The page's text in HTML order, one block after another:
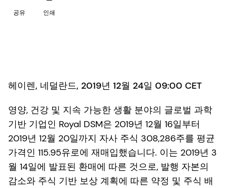
공유 인쇄
헤이렌, 네덜란드, 2019년 12월 24일 09:00 CET
영양, 건강 및 지속 가능한 생활 분야의 글로벌 과학
기반 기업인 Royal DSM은 2019년 12월 16일부터
2019년 12월 20일까지 자사 주식 308,286주를 평균
가격인 115.95유로에 재매입했습니다. 이는 2019년 3
월 14일에 발표된 환매에 따른 것으로, 발행 자본의
감소와 주식 기반 보상 계획에 따른 약정 및 주식 배